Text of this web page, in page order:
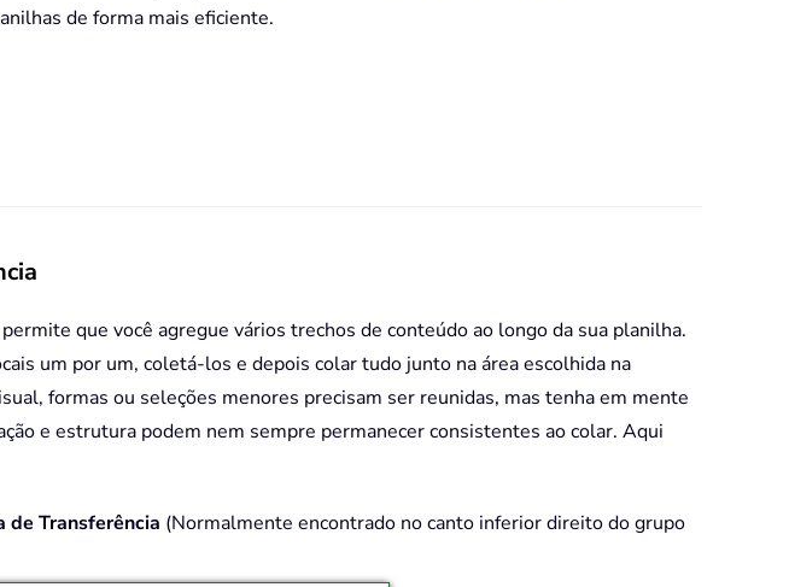
de forma mais eficiente.
que você agregue vários trechos de conteúdo ao longo da sua planilha.
um por um, coletá-los e depois colar tudo junto na área escolhida na
formas ou seleções menores precisam ser reunidas, mas tenha em mente
e estrutura podem nem sempre permanecer consistentes ao colar. Aqui
de Transferência (Normalmente encontrado no canto inferior direito do grupo